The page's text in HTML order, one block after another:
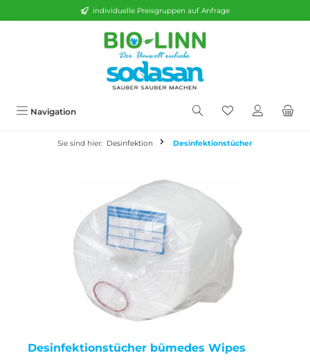
individuelle Preisgruppen auf Anfrage
Navigation
Sie sind hier: Desinfektion Desinfektionstücher
Desinfektionstücher bümedes Wipes